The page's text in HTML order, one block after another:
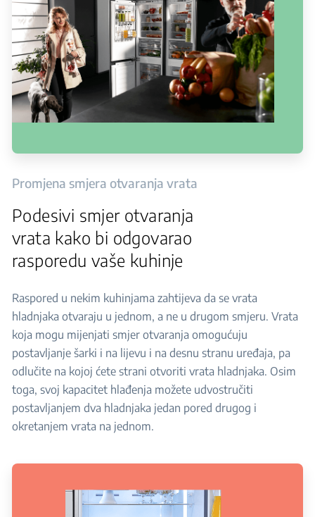
Promjena smjera otvaranja vrata
Podesivi smjer otvaranja
vrata kako bi odgovarao
rasporedu vaše kuhinje
Raspored u nekim kuhinjama zahtijeva da se vrata
hladnjaka otvaraju u jednom, a ne u drugom smjeru. Vrata
koja mogu mijenjati smjer otvaranja omogućuju
postavljanje šarki i na lijevu i na desnu stranu uređaja, pa
odlučite na kojoj ćete strani otvoriti vrata hladnjaka. Osim
toga, svoj kapacitet hlađenja možete udvostručiti
postavljanjem dva hladnjaka jedan pored drugog i
okretanjem vrata na jednom.